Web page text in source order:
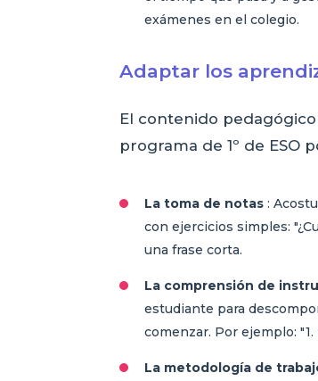
exámenes en el colegio.
Adaptar los
El contenido
programa de 1º de ESO
La toma de notas :
con ejercicios simples:
una frase corta.
La comprensión de
estudiante para
comenzar. Por ejemplo:
La metodología de